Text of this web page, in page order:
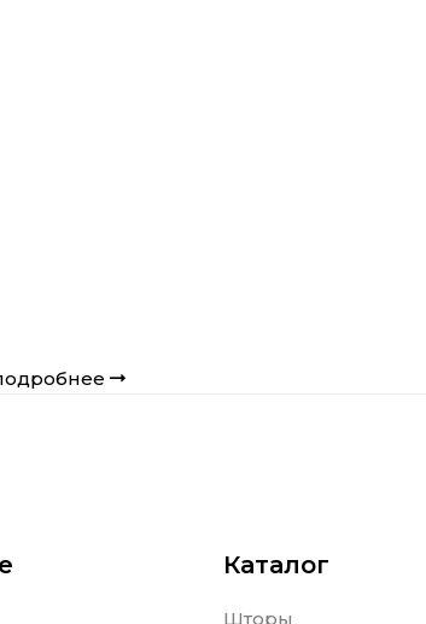
Каталог
Шторы